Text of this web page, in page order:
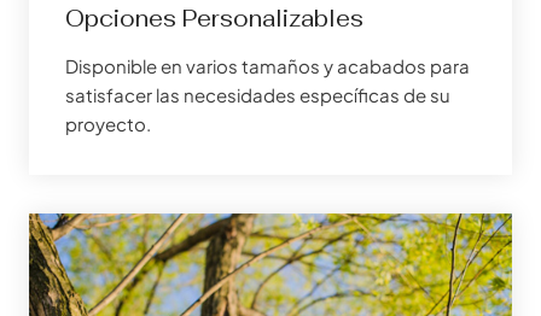
Opciones Personalizables
Disponible en varios tamaños y acabados para
satisfacer las necesidades específicas de su
proyecto.